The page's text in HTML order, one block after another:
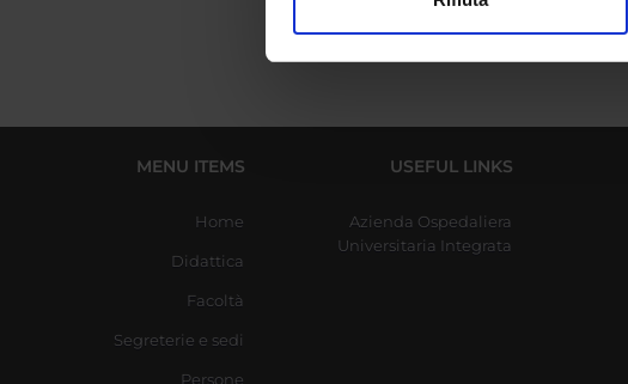
MENU ITEMS
Home
Didattica
Facoltà
Segreterie e sedi
Persone
USEFUL LINKS
Azienda Ospedaliera
Universitaria Integrata